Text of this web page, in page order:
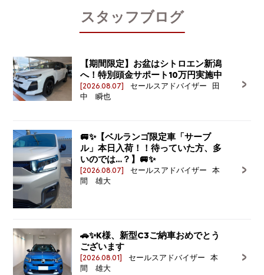
スタッフブログ
【期間限定】お盆はシトロエン新潟
へ！特別頭金サポート10万円実施中
[2026.08.07]
セールスアドバイザー 田
中 瞬也
🚐✨【ベルランゴ限定車「サーブ
ル」本日入荷！！待っていた方、多
いのでは…？】🚐✨
[2026.08.07]
セールスアドバイザー 本
間 雄大
🚗✨K様、新型C3ご納車おめでとう
ございます
[2026.08.01]
セールスアドバイザー 本
間 雄大